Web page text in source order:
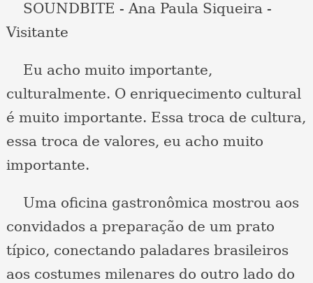
SOUNDBITE - Ana Paula Siqueira -
Visitante
Eu acho muito importante,
culturalmente. O enriquecimento cultural
é muito importante. Essa troca de cultura,
essa troca de valores, eu acho muito
importante.
Uma oficina gastronômica mostrou aos
convidados a preparação de um prato
típico, conectando paladares brasileiros
aos costumes milenares do outro lado do